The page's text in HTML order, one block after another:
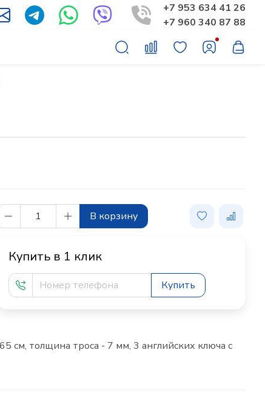
+7 953 634 41 26
+7 960 340 87 88
В корзину
Купить в 1 клик
Купить
см, толщина троса - 7 мм, 3 английских ключа с